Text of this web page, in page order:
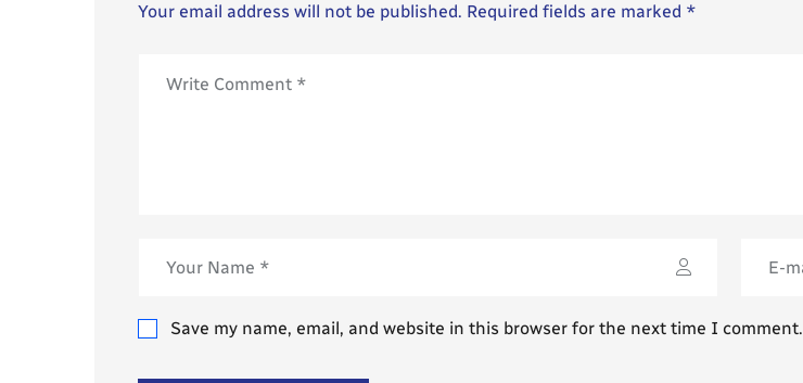
Your email address will not be published. Required fields are marked *
Save my name, email, and website in this browser for the next time I comment.